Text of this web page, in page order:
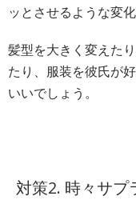
ッとさせるような変
髪型を大きく変えた
たり、服装を彼氏が
いいでしょう。
対策2. 時々サプ